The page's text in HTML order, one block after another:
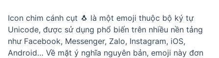
Icon chim cánh cụt 🐧 là một emoji thuộc bộ ký tự
Unicode, được sử dụng phổ biến trên nhiều nền tảng
như Facebook, Messenger, Zalo, Instagram, iOS,
Android… Về mặt ý nghĩa nguyên bản, emoji này đơn